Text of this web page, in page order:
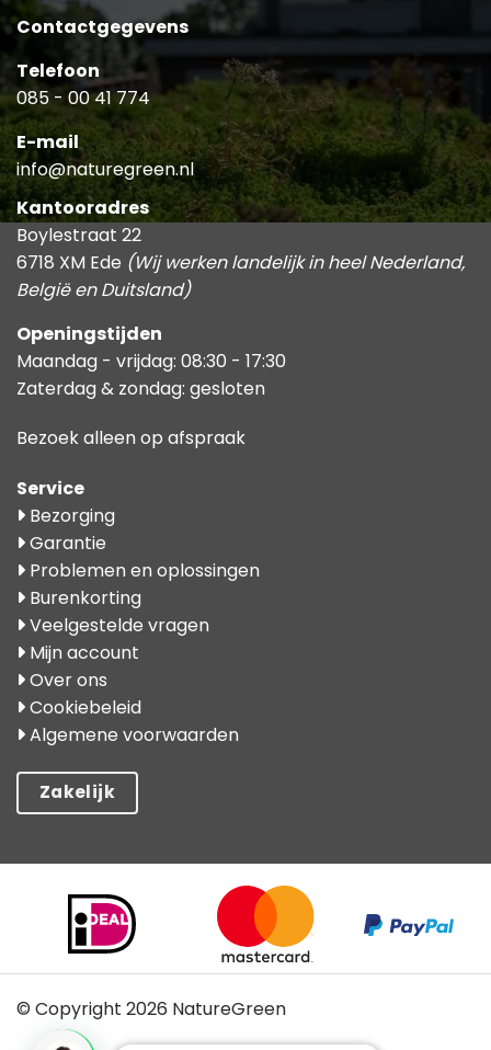
Contactgegevens
Telefoon
085 - 00 41 774
E-mail
info@naturegreen.nl
Kantooradres
Boylestraat 22
6718 XM Ede (Wij werken landelijk in heel Nederland,
België en Duitsland)
Openingstijden
Maandag - vrijdag: 08:30 - 17:30
Zaterdag & zondag: gesloten
Bezoek alleen op afspraak
Service
Bezorging
Garantie
Problemen en oplossingen
Burenkorting
Veelgestelde vragen
Mijn account
Over ons
Cookiebeleid
Algemene voorwaarden
Zakelijk
© Copyright 2026 NatureGreen